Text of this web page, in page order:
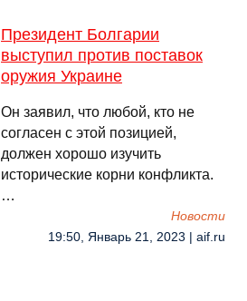
Президент Болгарии
выступил против поставок
оружия Украине
Он заявил, что любой, кто не
согласен с этой позицией,
должен хорошо изучить
исторические корни конфликта.
…
Новости
19:50, Январь 21, 2023 | aif.ru